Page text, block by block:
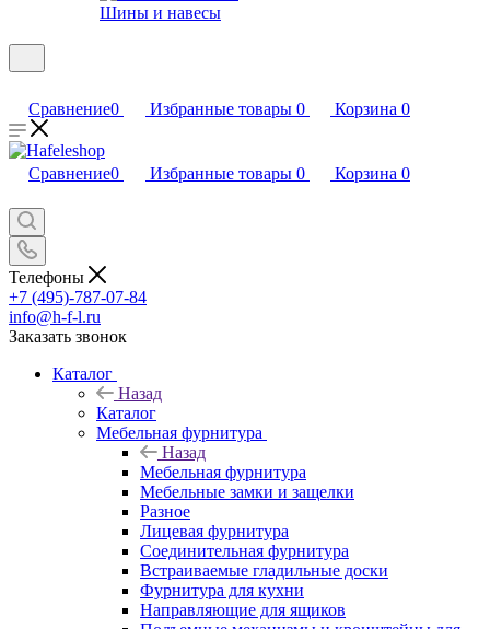
Шины и навесы
Сравнение0 Избранные товары 0 Корзина 0
Сравнение0 Избранные товары 0 Корзина 0
Телефоны
+7 (495)-787-07-84
info@h-f-l.ru
Заказать звонок
Каталог
Назад
Каталог
Мебельная фурнитура
Назад
Мебельная фурнитура
Мебельные замки и защелки
Разное
Лицевая фурнитура
Соединительная фурнитура
Встраиваемые гладильные доски
Фурнитура для кухни
Направляющие для ящиков